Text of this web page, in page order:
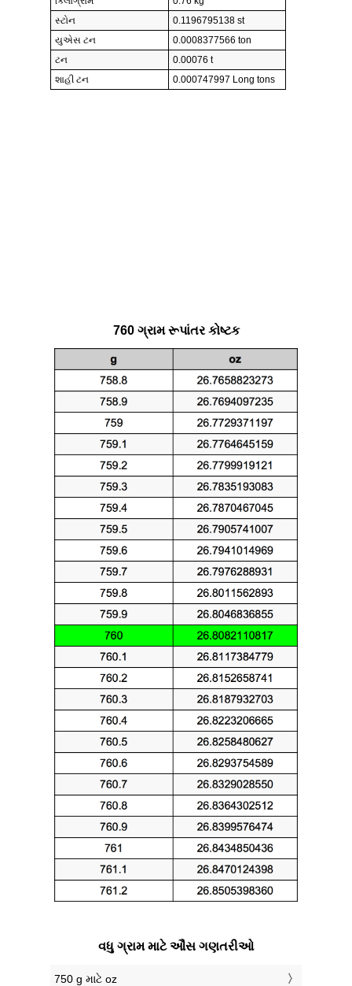
સ્ટોન
0.1196795138 st
યુએસ ટન
0.0008377566 ton
ટન
0.00076 t
શાહી ટન
0.000747997 Long tons
760 ગ્રામ રૂપાંતર કોષ્ટક
વધુ ગ્રામ માટે ઔંસ ગણતરીઓ
750 g માટે oz